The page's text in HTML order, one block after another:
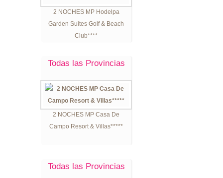
2 NOCHES MP Hodelpa
Garden Suites Golf & Beach
Club****
Todas las Provincias
2 NOCHES MP Casa De
Campo Resort & Villas*****
Todas las Provincias